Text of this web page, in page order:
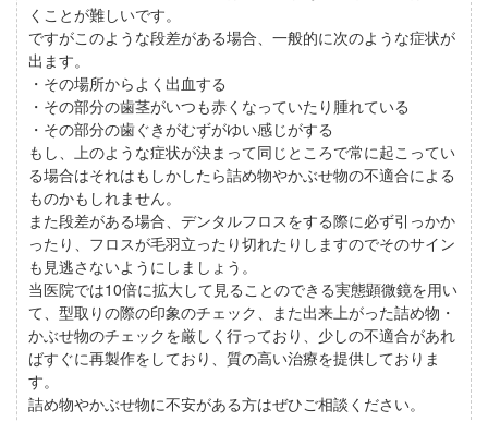
くことが難しいです。
ですがこのような段差がある場合、一般的に次のような症状が
出ます。
・その場所からよく出血する
・その部分の歯茎がいつも赤くなっていたり腫れている
・その部分の歯ぐきがむずがゆい感じがする
もし、上のような症状が決まって同じところで常に起こってい
る場合はそれはもしかしたら詰め物やかぶせ物の不適合による
ものかもしれません。
また段差がある場合、デンタルフロスをする際に必ず引っかか
ったり、フロスが毛羽立ったり切れたりしますのでそのサイン
も見逃さないようにしましょう。
当医院では10倍に拡大して見ることのできる実態顕微鏡を用い
て、型取りの際の印象のチェック、また出来上がった詰め物・
かぶせ物のチェックを厳しく行っており、少しの不適合があれ
ばすぐに再製作をしており、質の高い治療を提供しておりま
す。
詰め物やかぶせ物に不安がある方はぜひご相談ください。